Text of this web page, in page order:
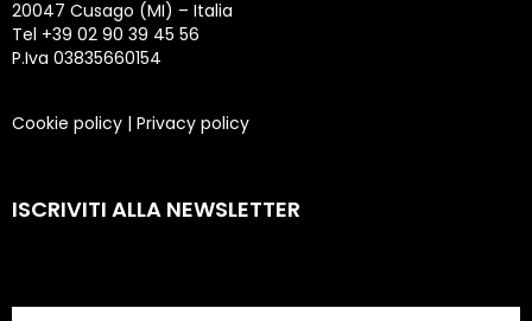
20047 Cusago (MI) – Italia
Tel +39 02 90 39 45 56
P.Iva 03835660154
Cookie policy | Privacy policy
ISCRIVITI ALLA NEWSLETTER